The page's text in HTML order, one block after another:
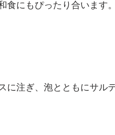
食にもぴったり合います。
に注ぎ、泡とともにサル